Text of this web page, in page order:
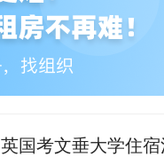
英国考文垂大学住